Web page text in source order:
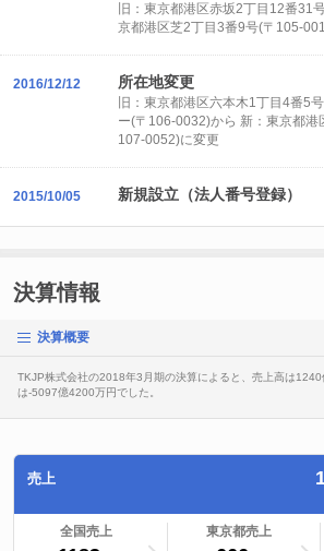
旧：東京都港区赤坂2丁目12番31
京都港区芝2丁目3番9号(〒105-
2016/12/12 所在地変更
旧：東京都港区六本木1丁目4番5
ー(〒106-0032)から 新：東京都港
107-0052)に変更
2015/10/05 新規設立（法人番号登録）
決算情報
決算概要
TKJP株式会社の2018年3月期の決算によると、売上高は
は-5097億4200万円でした。
売上
全国売上
ランキングへ 東京都売上
ランキングへ